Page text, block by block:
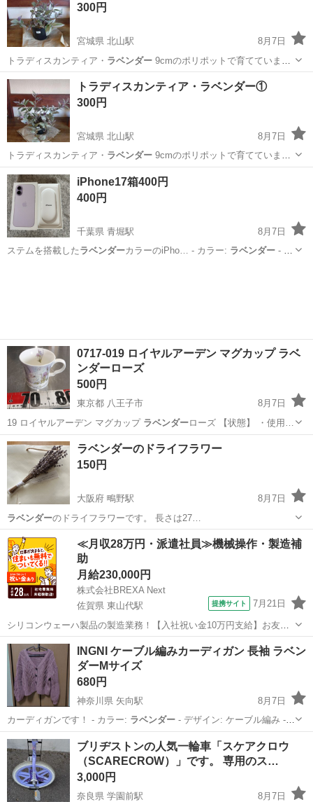
300円
宮城県 北山駅
8月7日
トラディスカンティア・ ラベンダー9cmのポリポットで育てていま
す。…
宮城 仙台市 北山駅 トラディスカンティア
トラディスカンティア・ラベンダー①
300円
宮城県 北山駅
8月7日
トラディスカンティア・ ラベンダー9cmのポリポットで育てていま
す。…
宮城 仙台市 家庭用品
iPhone17箱400円
400円
千葉県 青堀駅
8月7日
ステムを搭載した ラベンダー カラーのiPho… - カラー: ラベンダー- ス
0717-019 ロイヤルアーデン マグカップ ラベ
ンダーローズ
500円
東京都 八王子市
8月7日
19 ロイヤルアーデン マグカップ ラベンダー ローズ 【状態】 ・使用…
東京 八王子市 食器
ラベンダーのドライフラワー
150円
大阪府 鴫野駅
8月7日
ラベンダー
のドライフラワーです。 長さは27…
大阪 大阪市 鴫野駅 その他 ドライフラワー
≪月収28万円・派遣社員≫機械操作・製造補
助
月給230,000円
株式会社BREXA Next
佐賀県 東山代駅
提携サイト 7月21日
シリコンウェーハ製品の製造業務！【入社祝い金10万円支給】お友達
やカップルとの応募OK◎年間休日129日＆休出なしでプライベート充
実♪業務はクリーンルームで快適作業◎自社正社員登用制度あり★1食
300円～の格安食堂あり！《佐...
佐賀 伊万里市 その他
INGNI ケーブル編みカーディガン 長袖 ラベン
ダーMサイズ
680円
神奈川県 矢向駅
8月7日
カーディガンです！ - カラー: ラベンダー- デザイン: ケーブル編み -
…神奈川 川崎市 矢向駅 カーディガン ラベンダー
ブリヂストンの人気一輪車「スケアクロウ
（SCARECROW）」です。 専用のス…
3,000円
奈良県 学園前駅
8月7日